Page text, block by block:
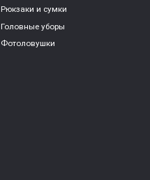
Рюкзаки и сумки
Головные уборы
Фотоловушки